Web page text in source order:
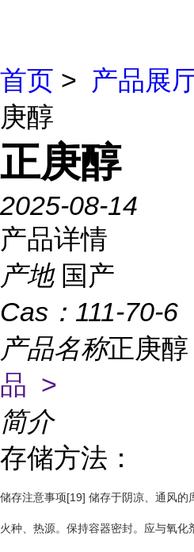
首页 > 产品展
庚醇
正庚醇
2025-08-14
产品详情
产地 国产
Cas： 111-70-6
产品名称正庚醇
品 >
简介
存储方法：
储存注意事项[19] 储存于阴凉、通风
火种、热源。保持容器密封。应与氧